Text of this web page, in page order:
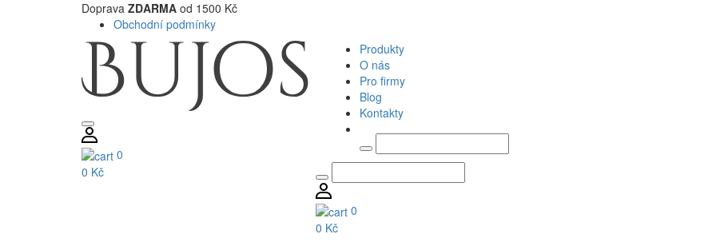
Doprava ZDARMA od 1500 Kč
Obchodní podmínky
0
0 Kč
Produkty
O nás
Pro firmy
Blog
Kontakty
0
0 Kč